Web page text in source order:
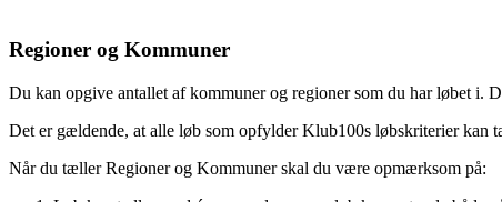
Regioner og Kommuner
Du kan opgive antallet af kommuner og regioner som du har løbet i.
Det er gældende, at alle løb som opfylder Klub100s løbskriterier kan
Når du tæller Regioner og Kommuner skal du være opmærksom på: